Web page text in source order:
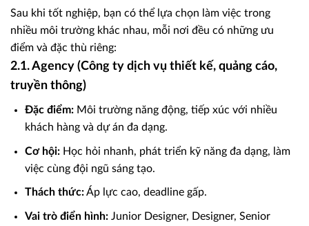
Sau khi tốt nghiệp, bạn có thể lựa chọn làm việc trong
nhiều môi trường khác nhau, mỗi nơi đều có những ưu
điểm và đặc thù riêng:
2.1. Agency (Công ty dịch vụ thiết kế, quảng cáo,
truyền thông)
Đặc điểm:Môi trường năng động, tiếp xúc với nhiều
khách hàng và dự án đa dạng.
Cơ hội:Học hỏi nhanh, phát triển kỹ năng đa dạng, làm
việc cùng đội ngũ sáng tạo.
Thách thức:Áp lực cao, deadline gấp.
Vai trò điển hình:Junior Designer, Designer, Senior